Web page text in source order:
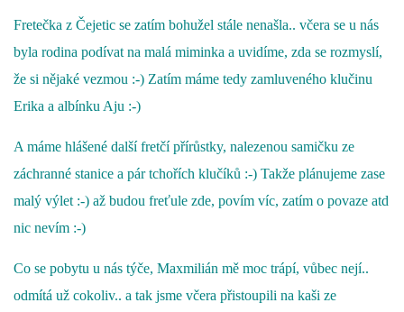
Fretečka z Čejetic se zatím bohužel stále nenašla.. včera se u nás
byla rodina podívat na malá miminka a uvidíme, zda se rozmyslí,
že si nějaké vezmou :-) Zatím máme tedy zamluveného klučinu
Erika a albínku Aju :-)
A máme hlášené další fretčí přírůstky, nalezenou samičku ze
záchranné stanice a pár tchořích klučíků :-) Takže plánujeme zase
malý výlet :-) až budou freťule zde, povím víc, zatím o povaze atd
nic nevím :-)
Co se pobytu u nás týče, Maxmilián mě moc trápí, vůbec nejí..
odmítá už cokoliv.. a tak jsme včera přistoupili na kaši ze